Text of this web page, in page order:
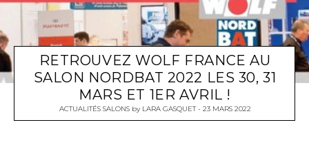
RETROUVEZ WOLF FRANCE AU
SALON NORDBAT 2022 LES 30, 31
MARS ET 1ER AVRIL !
ACTUALITÉS SALONSby LARA GASQUET 23 MARS 2022